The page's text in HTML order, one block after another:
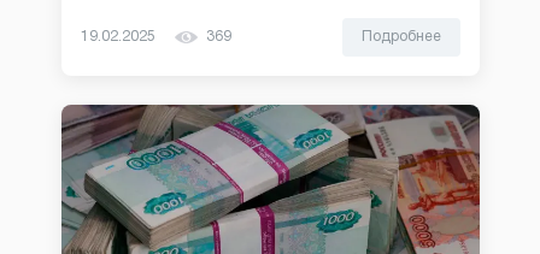
19.02.2025 369 Подробнее